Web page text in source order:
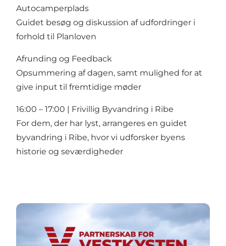
Autocamperplads
Guidet besøg og diskussion af udfordringer i
forhold til Planloven
Afrunding og Feedback
Opsummering af dagen, samt mulighed for at
give input til fremtidige møder
16:00 – 17:00 | Frivillig Byvandring i Ribe
For dem, der har lyst, arrangeres en guidet
byvandring i Ribe, hvor vi udforsker byens
historie og seværdigheder